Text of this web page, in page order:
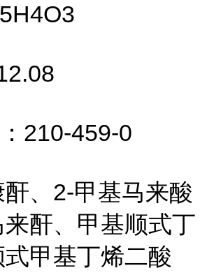
210-459-0
、2-甲基马来酸
酐、甲基顺式丁
甲基丁烯二酸